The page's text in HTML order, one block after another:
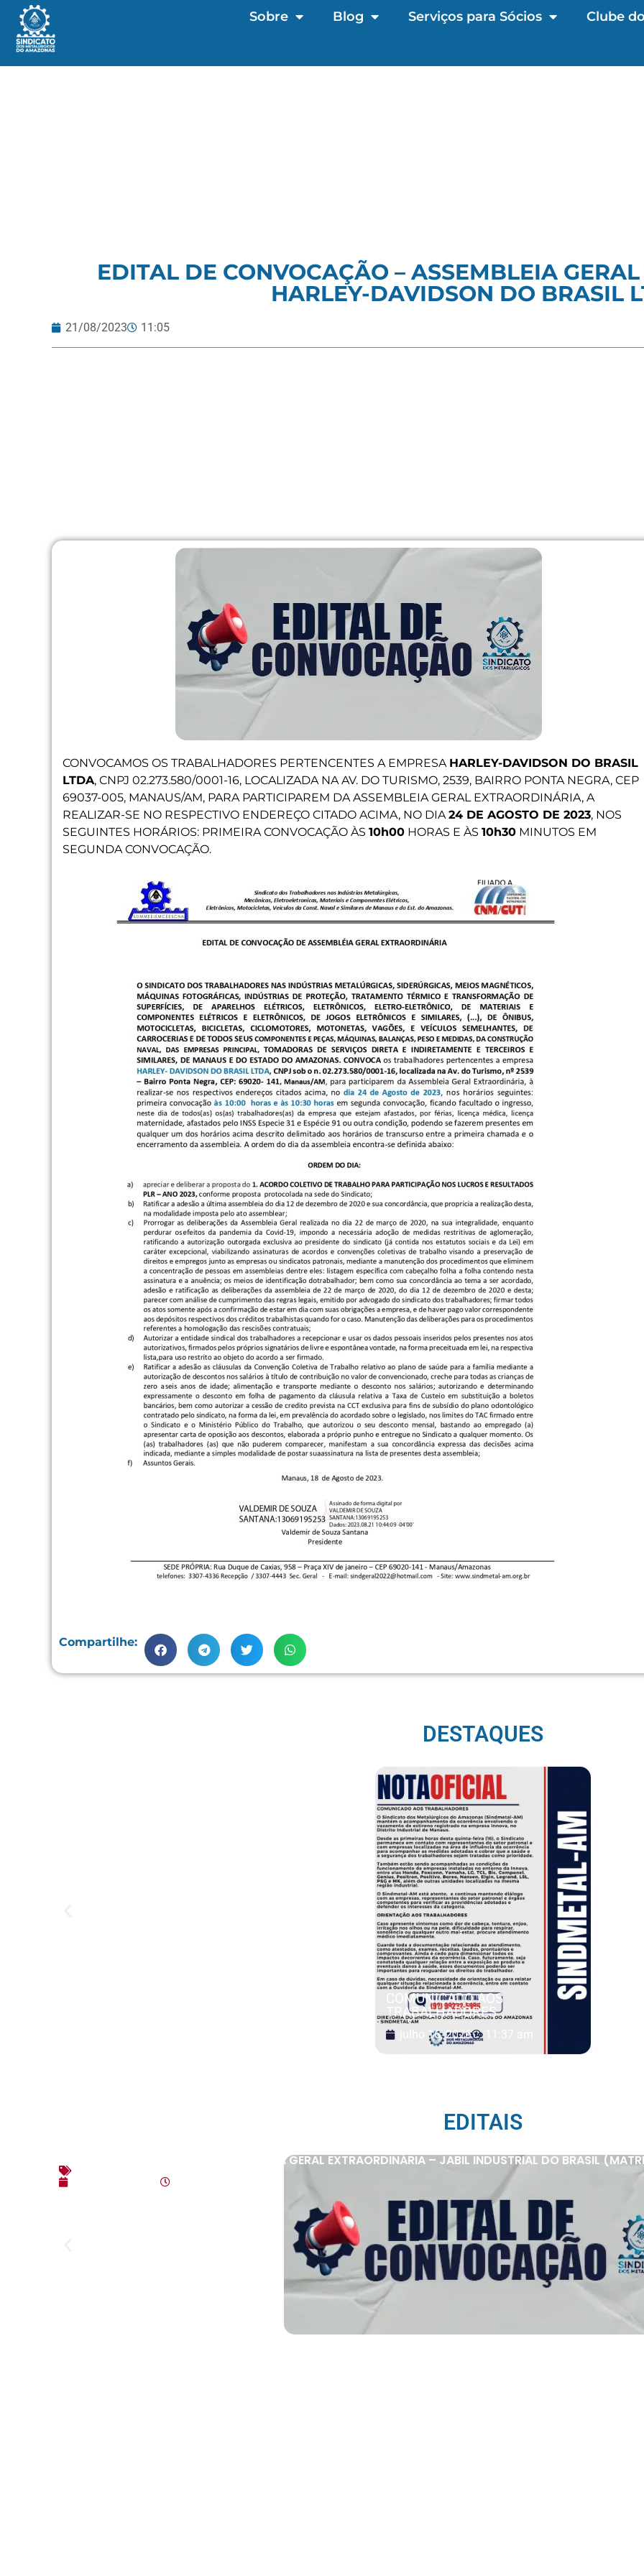
Sobre Blog Serviços para Sócios Clube
EDITAL DE CONVOCAÇÃO – ASSEMBLEIA
HARLEY-DAVIDSON DO BRASIL
21/08/2023 11:05
CONVOCAMOS OS TRABALHADORES PERTENCENTES A EMPRESA HARLEY-DAVIDSON DO BRASIL
LTDA, CNPJ 02.273.580/0001-16, LOCALIZADA NA AV. DO TURISMO, 2539, BAIRRO PONTA NEGRA, CEP
69037-005, MANAUS/AM, PARA PARTICIPAREM DA ASSEMBLEIA GERAL EXTRAORDINÁRIA, A
REALIZAR-SE NO RESPECTIVO ENDEREÇO CITADO ACIMA, NO DIA 24 DE AGOSTO DE 2023, NOS
SEGUINTES HORÁRIOS: PRIMEIRA CONVOCAÇÃO ÀS 10h00 HORAS E ÀS 10h30 MINUTOS EM
SEGUNDA CONVOCAÇÃO.
Compartilhe:
DESTAQUES
COMUNICADO AOS
TRABALHADORES
julho 16, 2026
EDITAIS
EDITAL DE CONVOCAÇÃO – ASSEMBLEIA GERAL EXTRAORDINÁRIA – JABIL INDUSTRIAL DO BRASIL